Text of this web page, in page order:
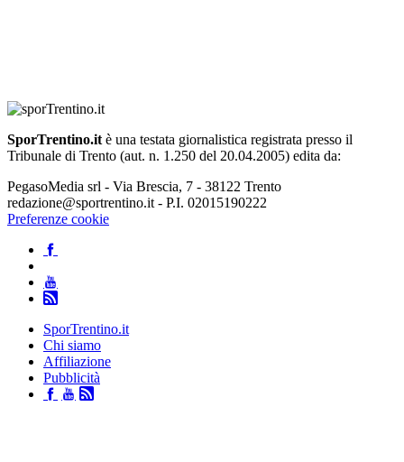
SporTrentino.itè una testata giornalistica registrata presso il
Tribunale di Trento (aut. n. 1.250 del 20.04.2005) edita da:
PegasoMedia srl - Via Brescia, 7 - 38122 Trento
redazione@sportrentino.it - P.I. 02015190222
Preferenze cookie
SporTrentino.it
Chi siamo
Affiliazione
Pubblicità